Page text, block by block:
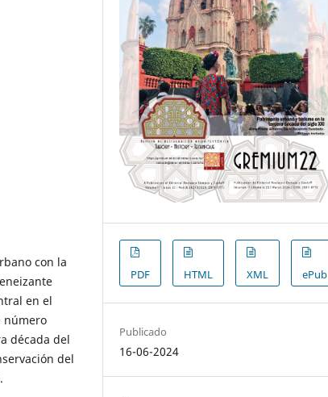
con la
en el
número
década del
del
PDF HTML XML ePub
Publicado
16-06-2024